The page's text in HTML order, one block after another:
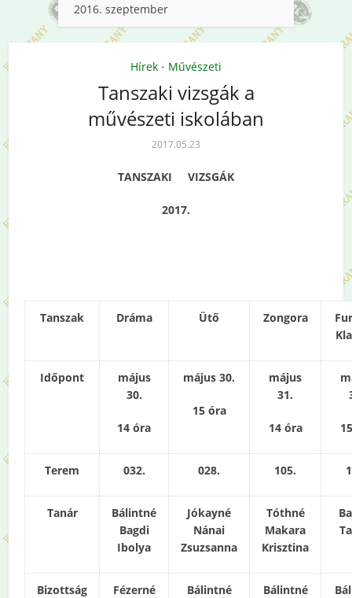
2016. szeptember
Hírek • Művészeti
Tanszaki vizsgák a
művészeti iskolában
2017.05.23
TANSZAKI VIZSGÁK
2017.
Tanszak Dráma Ütő Zongora
Időpont
május
30.
14 óra
május 30.
15 óra
május
31.
14 óra
Terem 032. 028. 105.
Tanár
Bálintné
Bagdi
Ibolya
Jókayné
Nánai
Zsuzsanna
Tóthné
Makara
Krisztina
Bizottság
Fézerné
Bálintné
Bálintné